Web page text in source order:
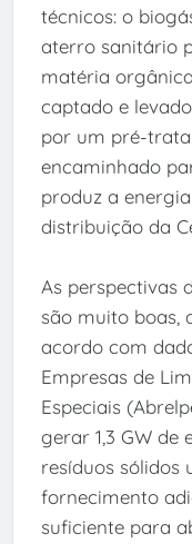
técnicos: o
aterro sanitário
matéria
captado e
por um pré-
encaminhado
produz a
distribuição da
As perspectivas
são muito boas,
acordo com
Empresas de
Especiais
gerar 1,3 GW
resíduos sólidos
fornecimento
suficiente para